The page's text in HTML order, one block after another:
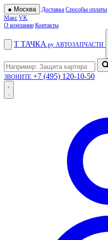
● Москва Доставка Способы оплаты
Макс VK
О компании Контакты
Т ТАЧКА .ру АВТОЗАПЧАСТИ
ЗВОНИТЕ +7 (495) 120-10-50